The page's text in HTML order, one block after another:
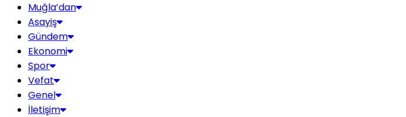
Muğla’dan
Asayiş
Gündem
Ekonomi
Spor
Vefat
Genel
İletişim